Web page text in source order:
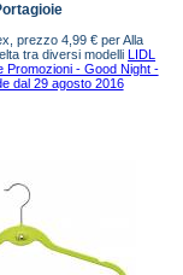
prezzo 4,99 € per Alla
tra diversi modelliLIDL
Promozioni - Good Night -
dal 29 agosto 2016